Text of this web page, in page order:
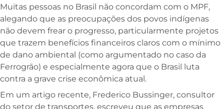
Muitas pessoas no Brasil não concordam com o MPF,
alegando que as preocupações dos povos indígenas
não devem frear o progresso, particularmente projetos
que trazem benefícios financeiros claros com o mínimo
de dano ambiental (como argumentado no caso da
Ferrogrão) e especialmente agora que o Brasil luta
contra a grave crise econômica atual.
Em um artigo recente, Frederico Bussinger, consultor
do setor de transportes, escreveu que as empresas